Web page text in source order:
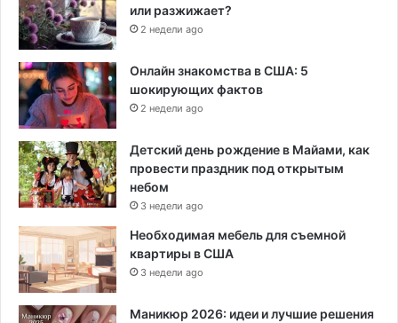
или разжижает?
2 недели ago
Онлайн знакомства в США: 5
шокирующих фактов
2 недели ago
Детский день рождение в Майами, как
провести праздник под открытым
небом
3 недели ago
Необходимая мебель для съемной
квартиры в США
3 недели ago
Маникюр 2026: идеи и лучшие решения